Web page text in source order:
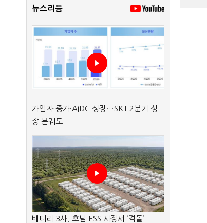
뉴스리듬
가입자 증가·AIDC 성장…SKT 2분기 성
장 본궤도
배터리 3사, 호남 ESS 시장서 ‘격돌’